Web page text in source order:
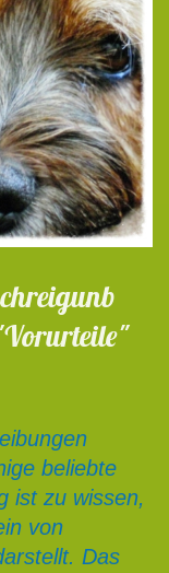
beliebte
ist zu wissen,
von
Das